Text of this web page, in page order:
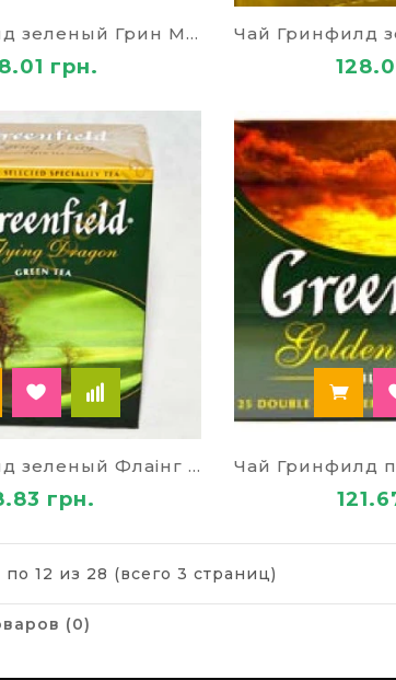
Чай Гринфилд зеленый Грин Мелисса 79930
грн.
Чай Гринфилд зеленый Флаінг Драгон 80847
грн.
по 12 из 28 (всего 3 страниц)
(0)